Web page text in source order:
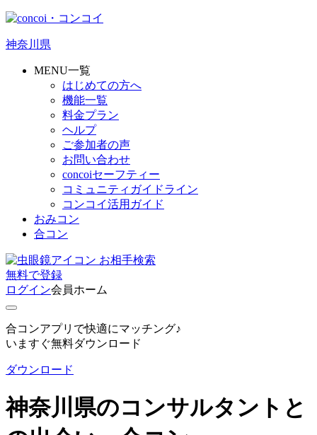
神奈川県
MENU一覧
はじめての方へ
機能一覧
料金プラン
ヘルプ
ご参加者の声
お問い合わせ
concoiセーフティー
コミュニティガイドライン
コンコイ活用ガイド
おみコン
合コン
お相手検索
無料で登録
ログイン会員ホーム
合コンアプリで快適にマッチング♪
いますぐ無料ダウンロード
ダウンロード
神奈川県のコンサルタントと